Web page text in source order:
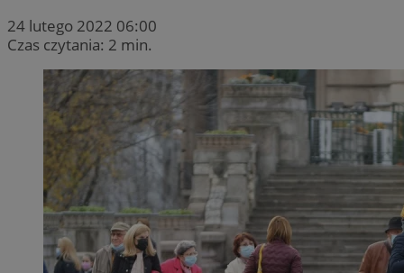
24 lutego 2022 06:00
Czas czytania: 2 min.